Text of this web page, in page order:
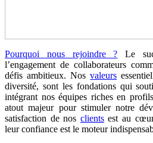
Pourquoi nous rejoindre ? Le
l’engagement de collaborateurs
défis ambitieux. Nosvaleurs
diversité, sont les fondations qui
intégrant nos équipes riches en
atout majeur pour stimuler notre
satisfaction de nos clientsest au cœur
leur confiance est le moteur